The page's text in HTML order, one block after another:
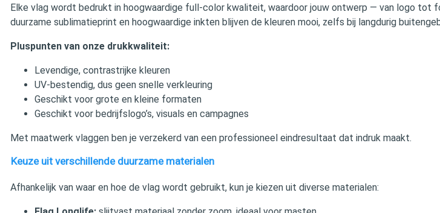
Elke vlag wordt bedrukt in hoogwaardige full‑color kwaliteit, waardoor jouw ontwerp — van logo
duurzame sublimatieprint en hoogwaardige inkten blijven de kleuren mooi, zelfs bij langdurig
Pluspunten van onze drukkwaliteit:
Levendige, contrastrijke kleuren
UV‑bestendig, dus geen snelle verkleuring
Geschikt voor grote en kleine formaten
Geschikt voor bedrijfslogo’s, visuals en campagnes
Met maatwerk vlaggen ben je verzekerd van een professioneel eindresultaat dat indruk maakt.
Keuze uit verschillende duurzame materialen
Afhankelijk van waar en hoe de vlag wordt gebruikt, kun je kiezen uit diverse materialen: